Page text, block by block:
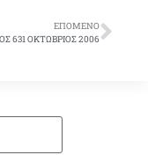
ΕΠΌΜΕΝΟ
631 ΟΚΤΩΒΡΙΟΣ 2006